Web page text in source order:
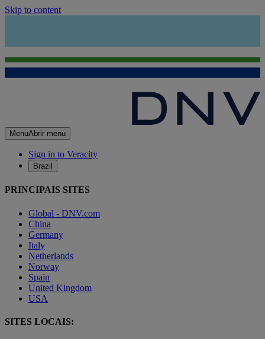
Skip to content
MenuAbrir menu
Sign in to Veracity
Brazil
PRINCIPAIS SITES
Global - DNV.com
China
Germany
Italy
Netherlands
Norway
Spain
United Kingdom
USA
SITES LOCAIS: